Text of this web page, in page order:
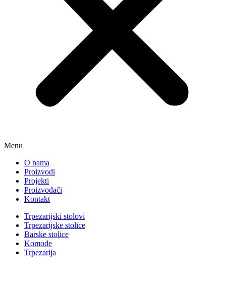
Menu
O nama
Proizvodi
Projekti
Proizvođači
Kontakt
Trpezarijski stolovi
Trpezarijske stolice
Barske stolice
Komode
Trpezarija